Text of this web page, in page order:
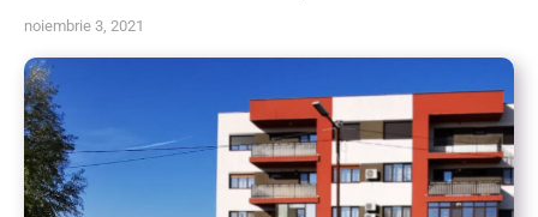
noiembrie 3, 2021